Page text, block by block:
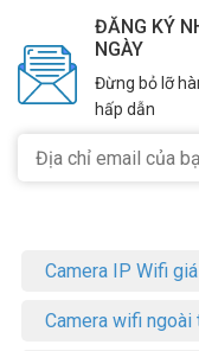
ĐĂNG KÝ
NGÀY
Đừng bỏ lỡ
hấp dẫn
Camera IP Wifi
Camera wifi ngoài